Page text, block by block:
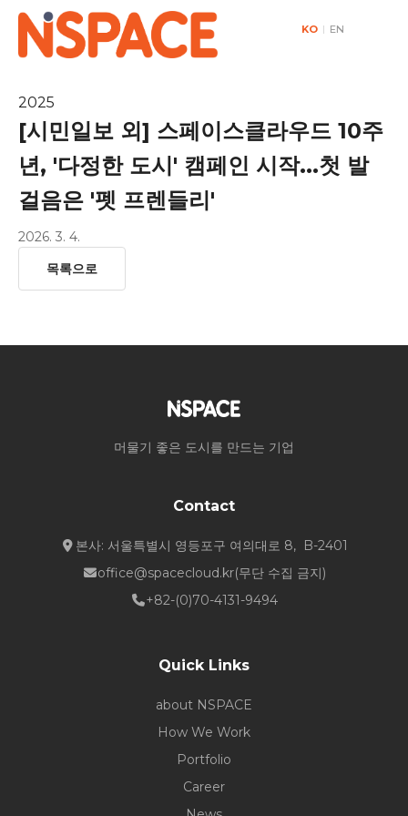
KO | EN
2025
[시민일보 외] 스페이스클라우드 10주
년, '다정한 도시' 캠페인 시작...첫 발
걸음은 '펫 프렌들리'
2026. 3. 4.
목록으로
머물기 좋은 도시를 만드는 기업
Contact
본사: 서울특별시 영등포구 여의대로 8, B-2401
office@spacecloud.kr(무단 수집 금지)
+82-(0)70-4131-9494
Quick Links
about NSPACE
How We Work
Portfolio
Career